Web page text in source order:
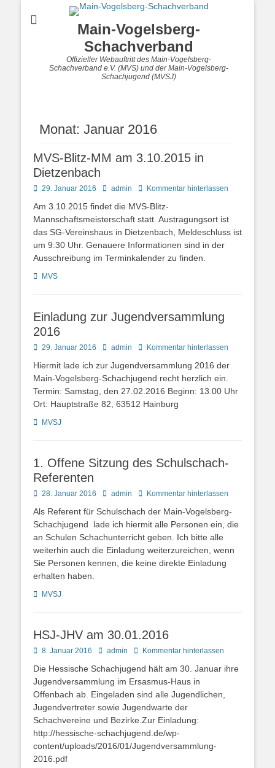
Main-Vogelsberg-
Schachverband
Offizieller Webauftritt des Main-Vogelsberg-
Schachverband e.V. (MVS) und der Main-Vogelsberg-
Schachjugend (MVSJ)
Monat: Januar 2016
MVS-Blitz-MM am 3.10.2015 in
Dietzenbach
Posted
29. Januar 2016 Autoradmin Kommentar hinterlassen
Am 3.10.2015 findet die MVS-Blitz-
Mannschaftsmeisterschaft statt. Austragungsort ist
das SG-Vereinshaus in Dietzenbach, Meldeschluss ist
um 9:30 Uhr. Genauere Informationen sind in der
Ausschreibung im Terminkalender zu finden.
Kategorien
MVS
Einladung zur Jugendversammlung
2016
Posted
29. Januar 2016 Autoradmin Kommentar hinterlassen
Hiermit lade ich zur Jugendversammlung 2016 der
Main-Vogelsberg-Schachjugend recht herzlich ein.
Termin: Samstag, den 27.02.2016 Beginn: 13.00 Uhr
Ort: Hauptstraße 82, 63512 Hainburg
Kategorien
MVSJ
1. Offene Sitzung des Schulschach-
Referenten
Posted
28. Januar 2016 Autoradmin Kommentar hinterlassen
Als Referent für Schulschach der Main-Vogelsberg-
Schachjugend lade ich hiermit alle Personen ein, die
an Schulen Schachunterricht geben. Ich bitte alle
weiterhin auch die Einladung weiterzureichen, wenn
Sie Personen kennen, die keine direkte Einladung
erhalten haben.
Kategorien
MVSJ
HSJ-JHV am 30.01.2016
Posted
8. Januar 2016 Autoradmin Kommentar hinterlassen
Die Hessische Schachjugend hält am 30. Januar ihre
Jugendversammlung im Ersasmus-Haus in
Offenbach ab. Eingeladen sind alle Jugendlichen,
Jugendvertreter sowie Jugendwarte der
Schachvereine und Bezirke.Zur Einladung:
http://hessische-schachjugend.de/wp-
content/uploads/2016/01/Jugendversammlung-
2016.pdf